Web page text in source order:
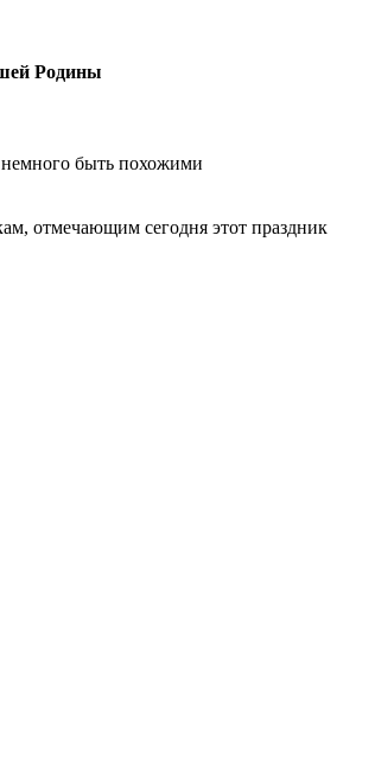
Родины
немного быть похожими
отмечающим сегодня этот праздник